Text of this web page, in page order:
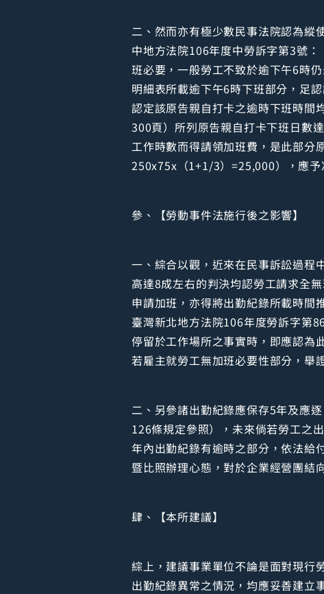
二、然而亦有極少數民事法院認為縱
中地方法院106年度中勞訴字第3號
班必要，一般勞工不致於逾下午6時
明細表所載逾下午6時下班部分，足
認定該原告親自打卡之逾時下班時
300頁）所列原告親自打卡下班日數
工作時數而得請領加班費，是此部
250x75x（1+1/3）=25,000），應予
參、【勞動事件法施行後之影響】
一、綜合以觀，近來在民事訴訟過程
高達8成左右的判決均認勞工請求全
申請加班，亦得將出勤紀錄所載時間
臺灣新北地方法院106年度勞訴字第
停留於工作場所之事實時，即應認為
若雇主就勞工無加班必要性部分，舉
二、另參諸出勤紀錄應保存5年及應
126條規定參照），未來倘若勞工之
年內出勤紀錄有逾時之部分，依法給
暨比照辦理心態，對於企業經營團結
肆、【本所建議】
綜上，建議事業單位不論是面對現行
出勤紀錄異常之情況，均應妥善建立